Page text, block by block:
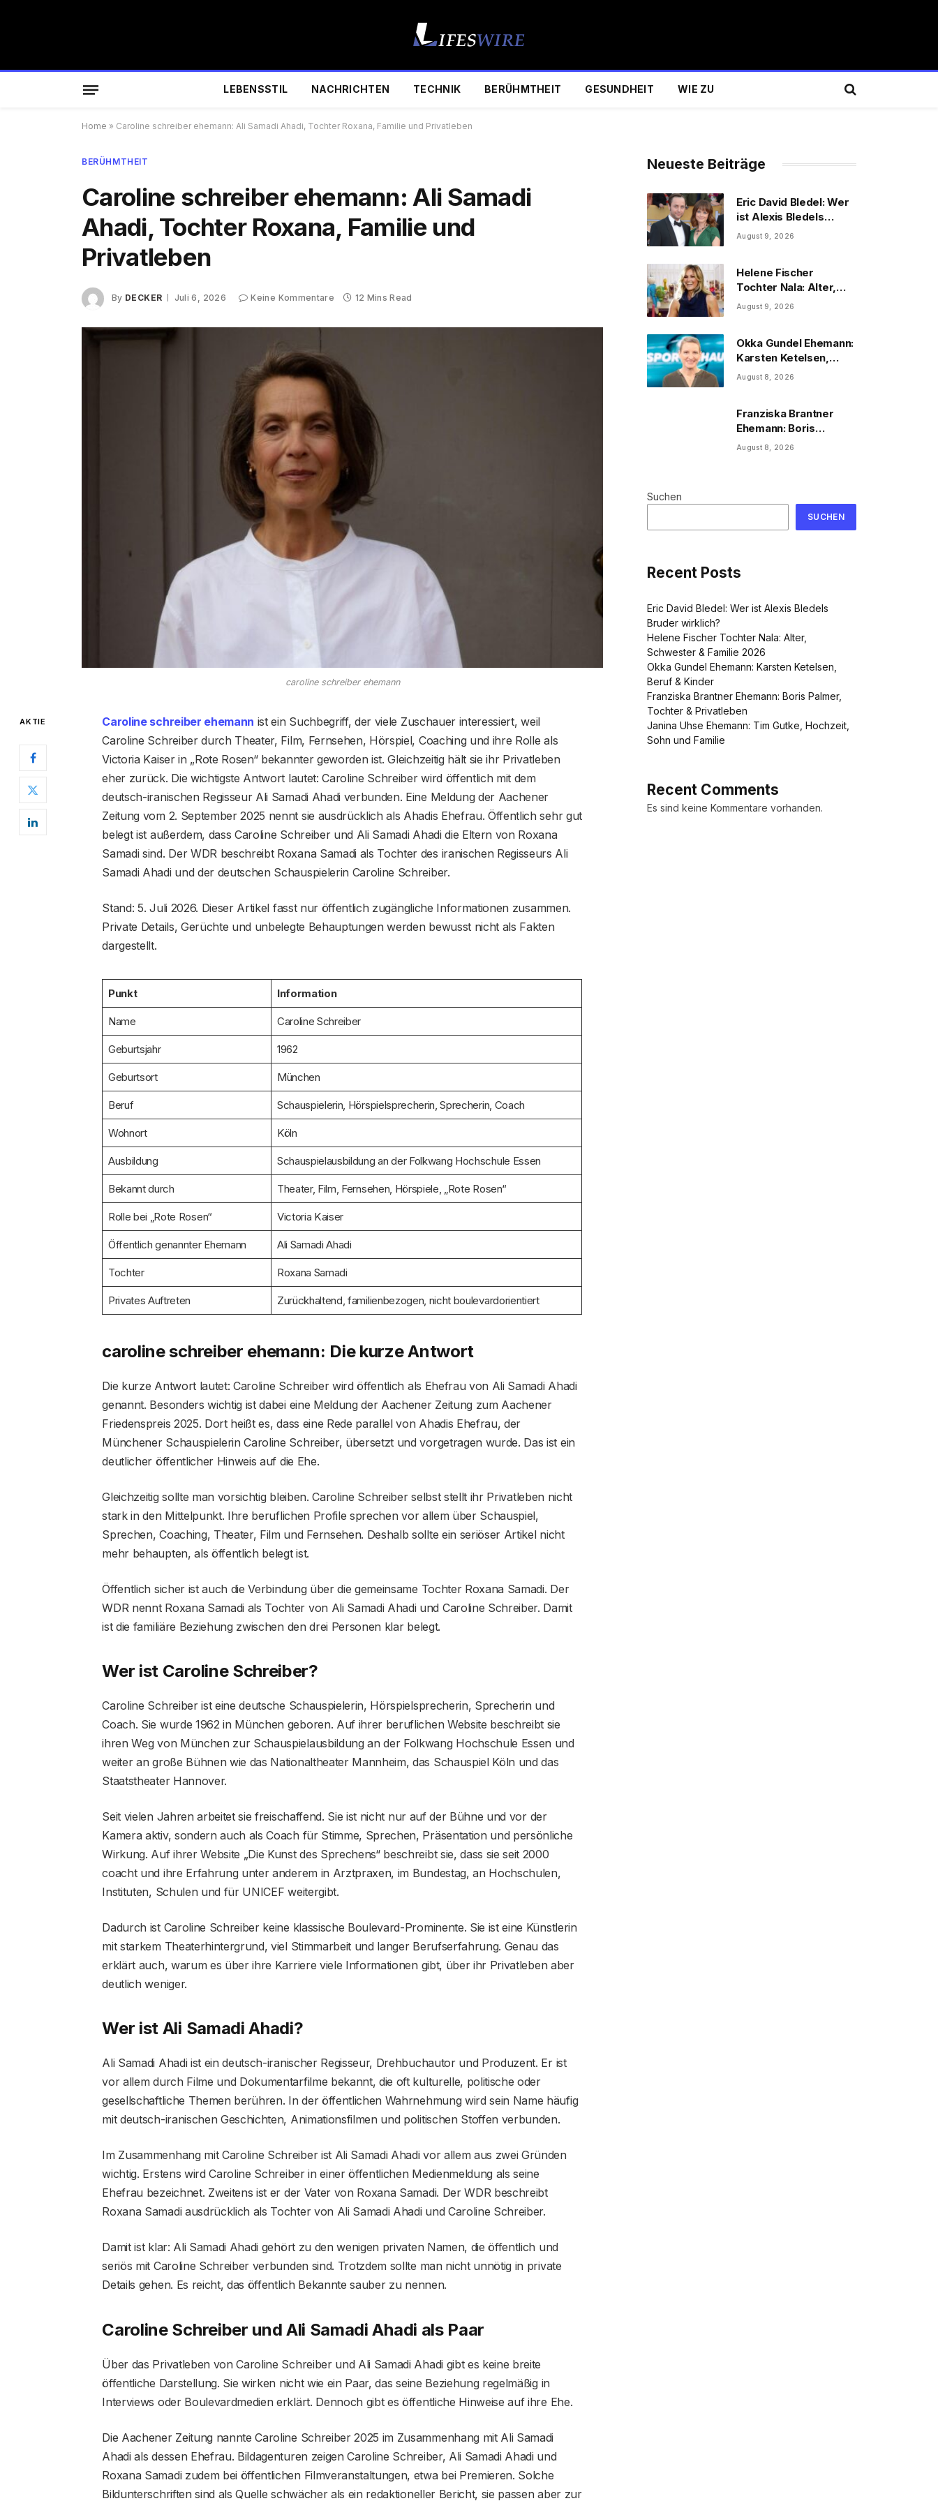
LEBENSSTIL NACHRICHTEN TECHNIK BERÜHMTHEIT GESUNDHEIT WIE ZU
Home » Caroline schreiber ehemann: Ali Samadi Ahadi, Tochter Roxana, Familie und Privatleben
BERÜHMTHEIT
Caroline schreiber ehemann: Ali Samadi
Ahadi, Tochter Roxana, Familie und
Privatleben
By DECKER Juli 6, 2026 Keine Kommentare 12 Mins Read
caroline schreiber ehemann
AKTIE Caroline schreiber ehemann ist ein Suchbegriff, der viele Zuschauer interessiert, weil
Caroline Schreiber durch Theater, Film, Fernsehen, Hörspiel, Coaching und ihre Rolle als
Victoria Kaiser in „Rote Rosen“ bekannter geworden ist. Gleichzeitig hält sie ihr Privatleben
eher zurück. Die wichtigste Antwort lautet: Caroline Schreiber wird öffentlich mit dem
deutsch-iranischen Regisseur Ali Samadi Ahadi verbunden. Eine Meldung der Aachener
Zeitung vom 2. September 2025 nennt sie ausdrücklich als Ahadis Ehefrau. Öffentlich sehr gut
belegt ist außerdem, dass Caroline Schreiber und Ali Samadi Ahadi die Eltern von Roxana
Samadi sind. Der WDR beschreibt Roxana Samadi als Tochter des iranischen Regisseurs Ali
Samadi Ahadi und der deutschen Schauspielerin Caroline Schreiber.
Stand: 5. Juli 2026. Dieser Artikel fasst nur öffentlich zugängliche Informationen zusammen.
Private Details, Gerüchte und unbelegte Behauptungen werden bewusst nicht als Fakten
dargestellt.
Punkt Information
Name Caroline Schreiber
Geburtsjahr 1962
Geburtsort München
Beruf Schauspielerin, Hörspielsprecherin, Sprecherin, Coach
Wohnort Köln
Ausbildung Schauspielausbildung an der Folkwang Hochschule Essen
Bekannt durch Theater, Film, Fernsehen, Hörspiele, „Rote Rosen“
Rolle bei „Rote Rosen“ Victoria Kaiser
Öffentlich genannter Ehemann Ali Samadi Ahadi
Tochter Roxana Samadi
Privates Auftreten Zurückhaltend, familienbezogen, nicht boulevardorientiert
caroline schreiber ehemann: Die kurze Antwort
Die kurze Antwort lautet: Caroline Schreiber wird öffentlich als Ehefrau von Ali Samadi Ahadi
genannt. Besonders wichtig ist dabei eine Meldung der Aachener Zeitung zum Aachener
Friedenspreis 2025. Dort heißt es, dass eine Rede parallel von Ahadis Ehefrau, der
Münchener Schauspielerin Caroline Schreiber, übersetzt und vorgetragen wurde. Das ist ein
deutlicher öffentlicher Hinweis auf die Ehe.
Gleichzeitig sollte man vorsichtig bleiben. Caroline Schreiber selbst stellt ihr Privatleben nicht
stark in den Mittelpunkt. Ihre beruflichen Profile sprechen vor allem über Schauspiel,
Sprechen, Coaching, Theater, Film und Fernsehen. Deshalb sollte ein seriöser Artikel nicht
mehr behaupten, als öffentlich belegt ist.
Öffentlich sicher ist auch die Verbindung über die gemeinsame Tochter Roxana Samadi. Der
WDR nennt Roxana Samadi als Tochter von Ali Samadi Ahadi und Caroline Schreiber. Damit
ist die familiäre Beziehung zwischen den drei Personen klar belegt.
Wer ist Caroline Schreiber?
Caroline Schreiber ist eine deutsche Schauspielerin, Hörspielsprecherin, Sprecherin und
Coach. Sie wurde 1962 in München geboren. Auf ihrer beruflichen Website beschreibt sie
ihren Weg von München zur Schauspielausbildung an der Folkwang Hochschule Essen und
weiter an große Bühnen wie das Nationaltheater Mannheim, das Schauspiel Köln und das
Staatstheater Hannover.
Seit vielen Jahren arbeitet sie freischaffend. Sie ist nicht nur auf der Bühne und vor der
Kamera aktiv, sondern auch als Coach für Stimme, Sprechen, Präsentation und persönliche
Wirkung. Auf ihrer Website „Die Kunst des Sprechens“ beschreibt sie, dass sie seit 2000
coacht und ihre Erfahrung unter anderem in Arztpraxen, im Bundestag, an Hochschulen,
Instituten, Schulen und für UNICEF weitergibt.
Dadurch ist Caroline Schreiber keine klassische Boulevard-Prominente. Sie ist eine Künstlerin
mit starkem Theaterhintergrund, viel Stimmarbeit und langer Berufserfahrung. Genau das
erklärt auch, warum es über ihre Karriere viele Informationen gibt, über ihr Privatleben aber
deutlich weniger.
Wer ist Ali Samadi Ahadi?
Ali Samadi Ahadi ist ein deutsch-iranischer Regisseur, Drehbuchautor und Produzent. Er ist
vor allem durch Filme und Dokumentarfilme bekannt, die oft kulturelle, politische oder
gesellschaftliche Themen berühren. In der öffentlichen Wahrnehmung wird sein Name häufig
mit deutsch-iranischen Geschichten, Animationsfilmen und politischen Stoffen verbunden.
Im Zusammenhang mit Caroline Schreiber ist Ali Samadi Ahadi vor allem aus zwei Gründen
wichtig. Erstens wird Caroline Schreiber in einer öffentlichen Medienmeldung als seine
Ehefrau bezeichnet. Zweitens ist er der Vater von Roxana Samadi. Der WDR beschreibt
Roxana Samadi ausdrücklich als Tochter von Ali Samadi Ahadi und Caroline Schreiber.
Damit ist klar: Ali Samadi Ahadi gehört zu den wenigen privaten Namen, die öffentlich und
seriös mit Caroline Schreiber verbunden sind. Trotzdem sollte man nicht unnötig in private
Details gehen. Es reicht, das öffentlich Bekannte sauber zu nennen.
Caroline Schreiber und Ali Samadi Ahadi als Paar
Über das Privatleben von Caroline Schreiber und Ali Samadi Ahadi gibt es keine breite
öffentliche Darstellung. Sie wirken nicht wie ein Paar, das seine Beziehung regelmäßig in
Interviews oder Boulevardmedien erklärt. Dennoch gibt es öffentliche Hinweise auf ihre Ehe.
Die Aachener Zeitung nannte Caroline Schreiber 2025 im Zusammenhang mit Ali Samadi
Ahadi als dessen Ehefrau. Bildagenturen zeigen Caroline Schreiber, Ali Samadi Ahadi und
Roxana Samadi zudem bei öffentlichen Filmveranstaltungen, etwa bei Premieren. Solche
Bildunterschriften sind als Quelle schwächer als ein redaktioneller Bericht, sie passen aber zur
Neueste Beiträge
Eric David Bledel: Wer
ist Alexis Bledels
Bruder wirklich?
August 9, 2026
Helene Fischer
Tochter Nala: Alter,
Schwester & Familie
August 9, 2026
Okka Gundel Ehemann:
Karsten Ketelsen,
Beruf & Kinder
August 8, 2026
Franziska Brantner
Ehemann: Boris
Palmer, Tochter &
August 8, 2026
Suchen
SUCHEN
Recent Posts
Eric David Bledel: Wer ist Alexis Bledels
Bruder wirklich?
Helene Fischer Tochter Nala: Alter,
Schwester & Familie 2026
Okka Gundel Ehemann: Karsten Ketelsen,
Beruf & Kinder
Franziska Brantner Ehemann: Boris Palmer,
Tochter & Privatleben
Janina Uhse Ehemann: Tim Gutke, Hochzeit,
Sohn und Familie
Recent Comments
Es sind keine Kommentare vorhanden.